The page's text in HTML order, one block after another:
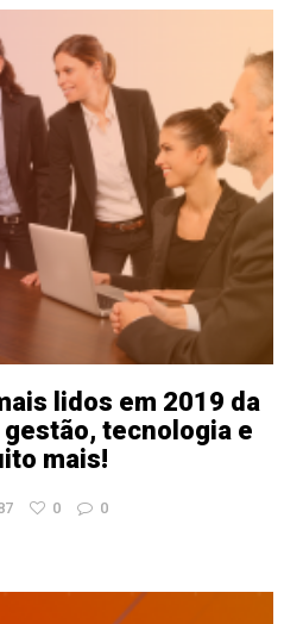
lidos em 2019 da
tecnologia e
mais!
0 0